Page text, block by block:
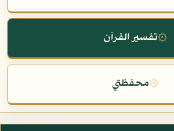
۞تفسير القرآن
۞محفظتي